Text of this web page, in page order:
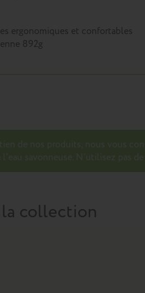
ergonomiques et confortables
892g
collection